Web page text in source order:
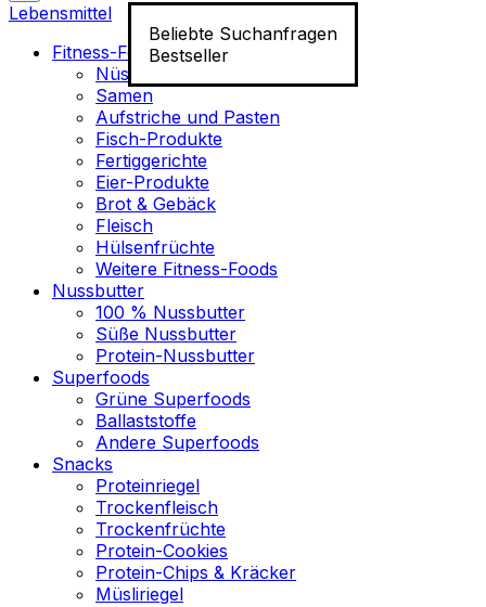
Beliebte Suchanfragen
Bestseller
Lebensmittel
Fitness-Food
Nüsse
Samen
Aufstriche und Pasten
Fisch-Produkte
Fertiggerichte
Eier-Produkte
Brot & Gebäck
Fleisch
Hülsenfrüchte
Weitere Fitness-Foods
Nussbutter
100 % Nussbutter
Süße Nussbutter
Protein-Nussbutter
Superfoods
Grüne Superfoods
Ballaststoffe
Andere Superfoods
Snacks
Proteinriegel
Trockenfleisch
Trockenfrüchte
Protein-Cookies
Protein-Chips & Kräcker
Müsliriegel